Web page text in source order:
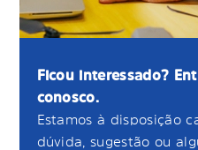
Ficou interessado?
conosco.
Estamos à disposição
dúvida, sugestão ou